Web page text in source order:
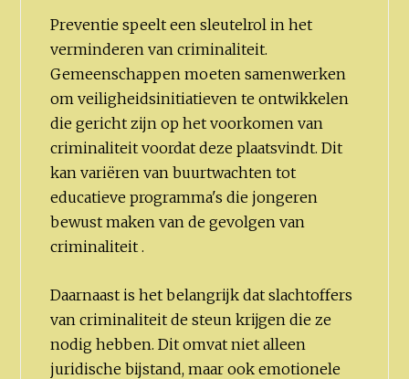
Preventie speelt een sleutelrol in het
verminderen van criminaliteit.
Gemeenschappen moeten samenwerken
om veiligheidsinitiatieven te ontwikkelen
die gericht zijn op het voorkomen van
criminaliteit voordat deze plaatsvindt. Dit
kan variëren van buurtwachten tot
educatieve programma's die jongeren
bewust maken van de gevolgen van
criminaliteit .
Daarnaast is het belangrijk dat slachtoffers
van criminaliteit de steun krijgen die ze
nodig hebben. Dit omvat niet alleen
juridische bijstand, maar ook emotionele